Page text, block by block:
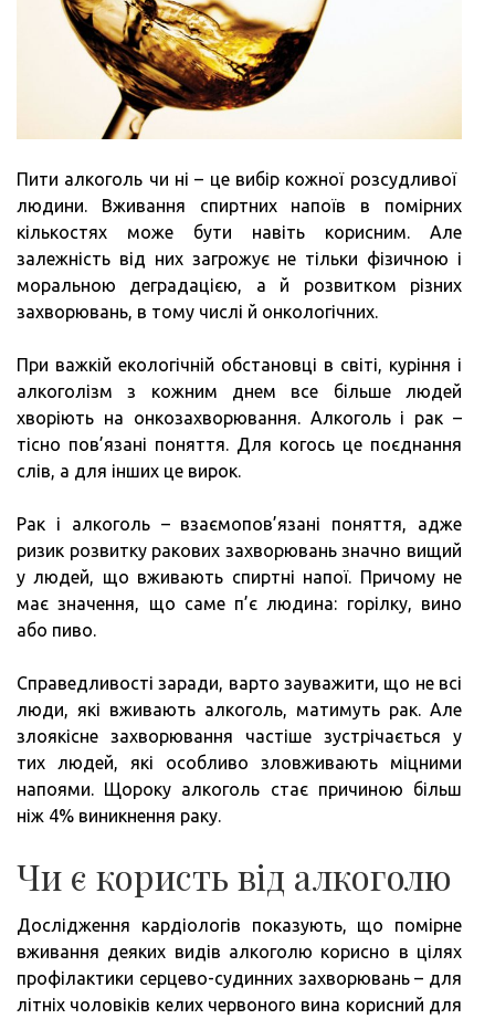
Пити алкоголь чи ні – це вибір кожної розсудливої ​​
людини. Вживання спиртних напоїв в помірних
кількостях може бути навіть корисним. Але
залежність від них загрожує не тільки фізичною і
моральною деградацією, а й розвитком різних
захворювань, в тому числі й онкологічних.
При важкій екологічній обстановці в світі, куріння і
алкоголізм з кожним днем ​​все більше людей
хворіють на онкозахворювання. Алкоголь і рак –
тісно пов’язані поняття. Для когось це поєднання
слів, а для інших це вирок.
Рак і алкоголь – взаємопов’язані поняття, адже
ризик розвитку ракових захворювань значно вищий
у людей, що вживають спиртні напої. Причому не
має значення, що саме п’є людина: горілку, вино
або пиво.
Справедливості заради, варто зауважити, що не всі
люди, які вживають алкоголь, матимуть рак. Але
злоякісне захворювання частіше зустрічається у
тих людей, які особливо зловживають міцними
напоями. Щороку алкоголь стає причиною більш
ніж 4% виникнення раку.
Чи є користь від алкоголю
Дослідження кардіологів показують, що помірне
вживання деяких видів алкоголю корисно в цілях
профілактики серцево-судинних захворювань – для
літніх чоловіків келих червоного вина корисний для